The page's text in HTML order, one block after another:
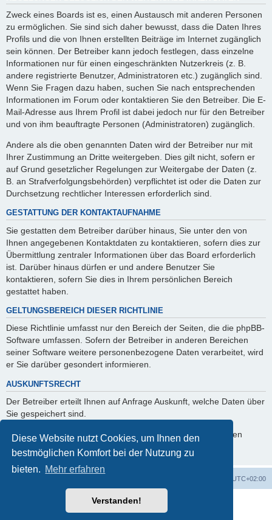
Diese Website nutzt Cookies, um Ihnen den
bestmöglichen Komfort bei der Nutzung zu
bieten. Mehr erfahren
Verstanden!
Zweck eines Boards ist es, einen Austausch mit anderen Personen
zu ermöglichen. Sie sind sich daher bewusst, dass die Daten Ihres
Profils und die von Ihnen erstellten Beiträge im Internet zugänglich
sein können. Der Betreiber kann jedoch festlegen, dass einzelne
Informationen nur für einen eingeschränkten Nutzerkreis (z. B.
andere registrierte Benutzer, Administratoren etc.) zugänglich sind.
Wenn Sie Fragen dazu haben, suchen Sie nach entsprechenden
Informationen im Forum oder kontaktieren Sie den Betreiber. Die E-
Mail-Adresse aus Ihrem Profil ist dabei jedoch nur für den Betreiber
und von ihm beauftragte Personen (Administratoren) zugänglich.
Andere als die oben genannten Daten wird der Betreiber nur mit
Ihrer Zustimmung an Dritte weitergeben. Dies gilt nicht, sofern er
auf Grund gesetzlicher Regelungen zur Weitergabe der Daten (z.
B. an Strafverfolgungsbehörden) verpflichtet ist oder die Daten zur
Durchsetzung rechtlicher Interessen erforderlich sind.
GESTATTUNG DER KONTAKTAUFNAHME
Sie gestatten dem Betreiber darüber hinaus, Sie unter den von
Ihnen angegebenen Kontaktdaten zu kontaktieren, sofern dies zur
Übermittlung zentraler Informationen über das Board erforderlich
ist. Darüber hinaus dürfen er und andere Benutzer Sie
kontaktieren, sofern Sie dies in Ihrem persönlichen Bereich
gestattet haben.
GELTUNGSBEREICH DIESER RICHTLINIE
Diese Richtlinie umfasst nur den Bereich der Seiten, die die phpBB-
Software umfassen. Sofern der Betreiber in anderen Bereichen
seiner Software weitere personenbezogene Daten verarbeitet, wird
er Sie darüber gesondert informieren.
AUSKUNFTSRECHT
Der Betreiber erteilt Ihnen auf Anfrage Auskunft, welche Daten über
Sie gespeichert sind.
Sie können jederzeit die Löschung bzw. Sperrung Ihrer Daten
verlangen. Kontaktieren Sie hierzu bitte den Betreiber.
UTC+02:00
Powered byphpBB® Forum Software © phpBB Limited
phpBB.de